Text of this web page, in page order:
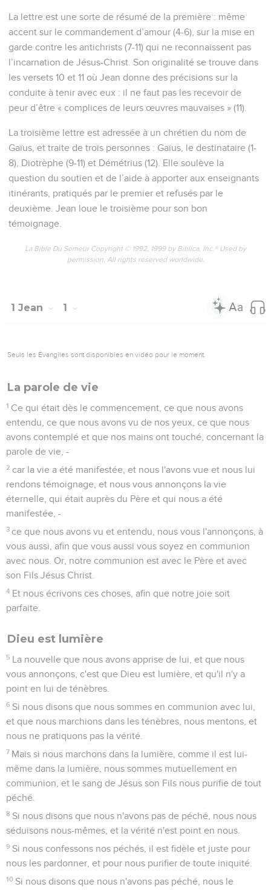
La lettre est une sorte de résumé de la première : même
accent sur le commandement d’amour (4-6), sur la mise en
garde contre les antichrists (7-11) qui ne reconnaissent pas
l’incarnation de Jésus-Christ. Son originalité se trouve dans
les versets 10 et 11 où Jean donne des précisions sur la
conduite à tenir avec eux : il ne faut pas les recevoir de
peur d’être « complices de leurs œuvres mauvaises » (11).
La troisième lettre est adressée à un chrétien du nom de
Gaïus, et traite de trois personnes : Gaïus, le destinataire (1-
8), Diotrèphe (9-11) et Démétrius (12). Elle soulève la
question du soutien et de l’aide à apporter aux enseignants
itinérants, pratiqués par le premier et refusés par le
deuxième. Jean loue le troisième pour son bon
témoignage.
La Bible Du Semeur Copyright © 1992, 1999 by Biblica, Inc.® Used by
permission. All rights reserved worldwide.
1 Jean 1
Seuls les Évangiles sont disponibles en vidéo pour le moment.
La parole de vie
1 Ce qui était dès le commencement, ce que nous avons
entendu, ce que nous avons vu de nos yeux, ce que nous
avons contemplé et que nos mains ont touché, concernant la
parole de vie, -
2 car la vie a été manifestée, et nous l'avons vue et nous lui
rendons témoignage, et nous vous annonçons la vie
éternelle, qui était auprès du Père et qui nous a été
manifestée, -
3 ce que nous avons vu et entendu, nous vous l'annonçons, à
vous aussi, afin que vous aussi vous soyez en communion
avec nous. Or, notre communion est avec le Père et avec
son Fils Jésus Christ.
4 Et nous écrivons ces choses, afin que notre joie soit
parfaite.
Dieu est lumière
5 La nouvelle que nous avons apprise de lui, et que nous
vous annonçons, c'est que Dieu est lumière, et qu'il n'y a
point en lui de ténèbres.
6 Si nous disons que nous sommes en communion avec lui,
et que nous marchions dans les ténèbres, nous mentons, et
nous ne pratiquons pas la vérité.
7 Mais si nous marchons dans la lumière, comme il est lui-
même dans la lumière, nous sommes mutuellement en
communion, et le sang de Jésus son Fils nous purifie de tout
péché.
8 Si nous disons que nous n'avons pas de péché, nous nous
séduisons nous-mêmes, et la vérité n'est point en nous.
9 Si nous confessons nos péchés, il est fidèle et juste pour
nous les pardonner, et pour nous purifier de toute iniquité.
10 Si nous disons que nous n'avons pas péché, nous le